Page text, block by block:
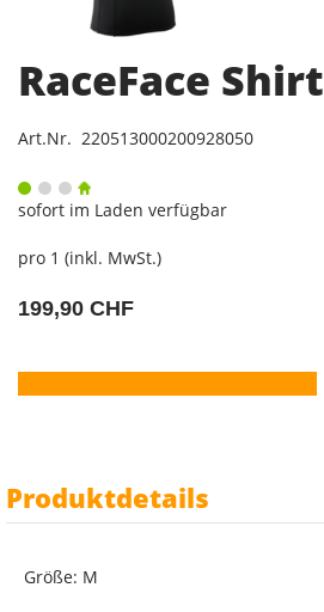
RaceFace Shirt
Art.Nr. 220513000200928050
sofort im Laden verfügbar
pro 1 (inkl. MwSt.)
199,90 CHF
Produktdetails
Größe: M